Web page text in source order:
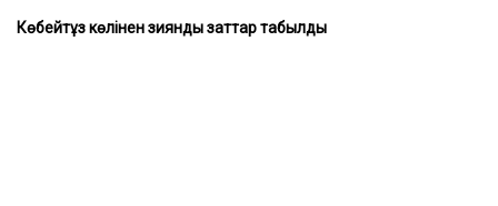
Көбейтұз көлінен зиянды заттар табылды